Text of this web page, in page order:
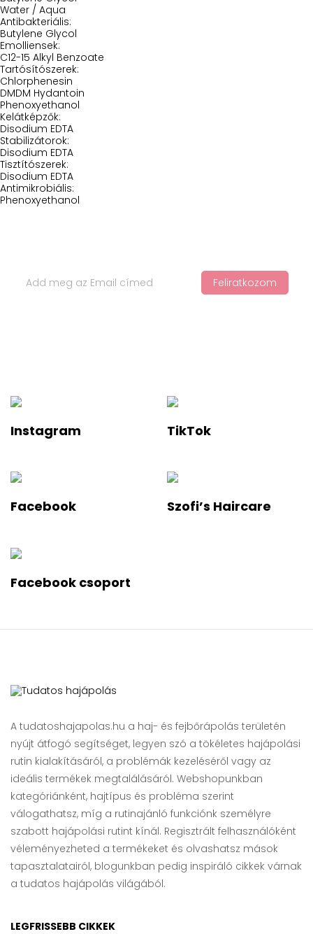
Water / Aqua
Antibakteriális:
Butylene Glycol
Emolliensek:
C12-15 Alkyl Benzoate
Tartósítószerek:
Chlorphenesin
DMDM Hydantoin
Phenoxyethanol
Kelátképzők:
Disodium EDTA
Stabilizátorok:
Disodium EDTA
Tisztítószerek:
Disodium EDTA
Antimikrobiális:
Phenoxyethanol
Feliratkozom
Instagram TikTok
Facebook Szofi’s Haircare
Facebook csoport
A tudatoshajapolas.hu a haj- és fejbőrápolás területén
nyújt átfogó segítséget, legyen szó a tökéletes hajápolási
rutin kialakításáról, a problémák kezeléséről vagy az
ideális termékek megtalálásáról. Webshopunkban
kategóriánként, hajtípus és probléma szerint
válogathatsz, míg a rutinajánló funkciónk személyre
szabott hajápolási rutint kínál. Regisztrált felhasználóként
véleményezheted a termékeket és olvashatsz mások
tapasztalatairól, blogunkban pedig inspiráló cikkek várnak
a tudatos hajápolás világából.
LEGFRISSEBB CIKKEK